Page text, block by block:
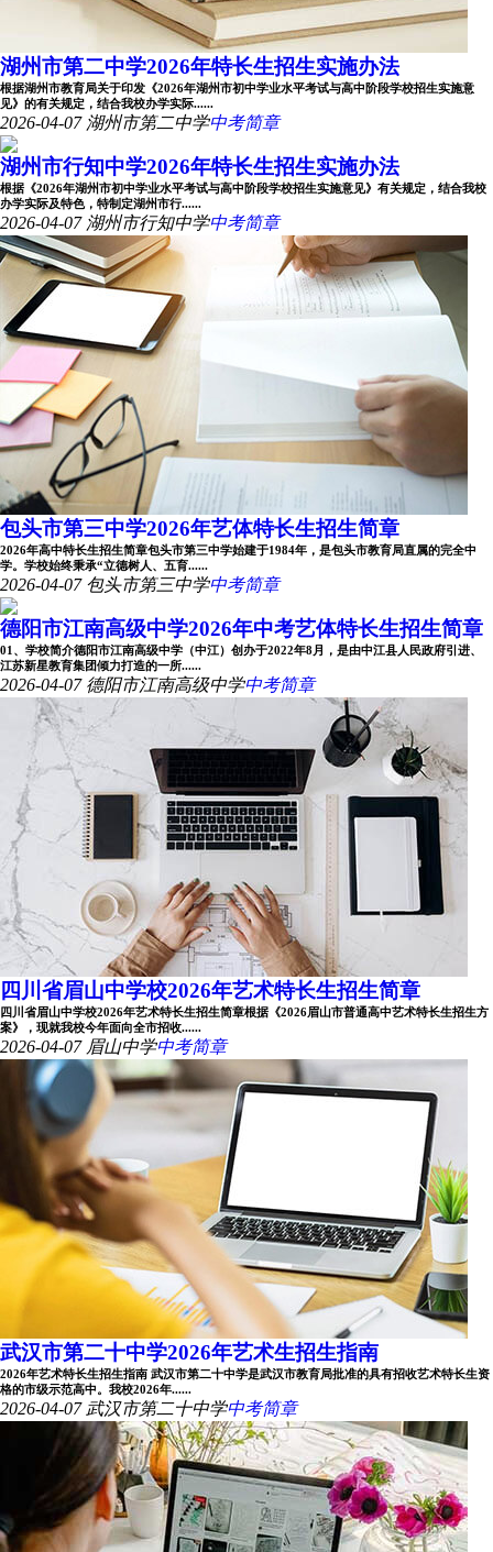
湖州市第二中学2026年特长生招生实施办法
根据湖州市教育局关于印发《2026年湖州市初中学业水平考试与高中阶段学校招生实施意
见》的有关规定，结合我校办学实际......
2026-04-07 湖州市第二中学中考简章
湖州市行知中学2026年特长生招生实施办法
根据《2026年湖州市初中学业水平考试与高中阶段学校招生实施意见》有关规定，结合我校
办学实际及特色，特制定湖州市行......
2026-04-07 湖州市行知中学中考简章
包头市第三中学2026年艺体特长生招生简章
2026年高中特长生招生简章包头市第三中学始建于1984年，是包头市教育局直属的完全中
学。学校始终秉承“立德树人、五育......
2026-04-07 包头市第三中学中考简章
德阳市江南高级中学2026年中考艺体特长生招生简章
01、学校简介德阳市江南高级中学（中江）创办于2022年8月，是由中江县人民政府引进、
江苏新星教育集团倾力打造的一所......
2026-04-07 德阳市江南高级中学中考简章
四川省眉山中学校2026年艺术特长生招生简章
四川省眉山中学校2026年艺术特长生招生简章根据《2026眉山市普通高中艺术特长生招生方
案》，现就我校今年面向全市招收......
2026-04-07 眉山中学中考简章
武汉市第二十中学2026年艺术生招生指南
2026年艺术特长生招生指南 武汉市第二十中学是武汉市教育局批准的具有招收艺术特长生资
格的市级示范高中。我校2026年......
2026-04-07 武汉市第二十中学中考简章